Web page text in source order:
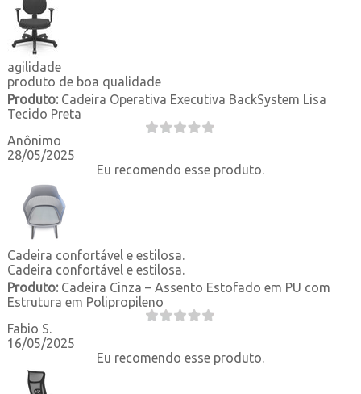
agilidade
produto de boa qualidade
Produto:Cadeira Operativa Executiva BackSystem Lisa
Tecido Preta
Anônimo
28/05/2025
Eu recomendo esse produto.
Cadeira confortável e estilosa.
Cadeira confortável e estilosa.
Produto:Cadeira Cinza – Assento Estofado em PU com
Estrutura em Polipropileno
Fabio S.
16/05/2025
Eu recomendo esse produto.